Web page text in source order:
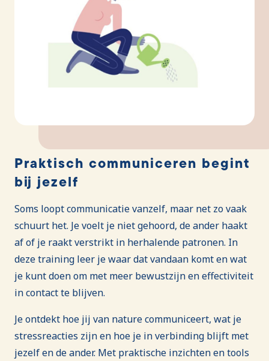
Praktisch communiceren begint
bij jezelf
Soms loopt communicatie vanzelf, maar net zo vaak
schuurt het. Je voelt je niet gehoord, de ander haakt
af of je raakt verstrikt in herhalende patronen. In
deze training leer je waar dat vandaan komt en wat
je kunt doen om met meer bewustzijn en effectiviteit
in contact te blijven.
Je ontdekt hoe jij van nature communiceert, wat je
stressreacties zijn en hoe je in verbinding blijft met
jezelf en de ander. Met praktische inzichten en tools